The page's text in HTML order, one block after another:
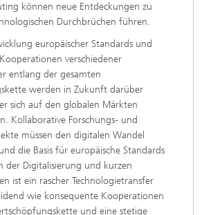
können neue Entdeckungen zu
Durchbrüchen führen.
europäischer Standards und
verschiedener
entlang der gesamten
werden in Zukunft darüber
sich auf den globalen Märkten
Kollaborative Forschungs- und
müssen den digitalen Wandel
die Basis für europäische Standards
der Digitalisierung und kurzen
ist ein rascher Technologietransfer
wie konsequente Kooperationen
und eine stetige